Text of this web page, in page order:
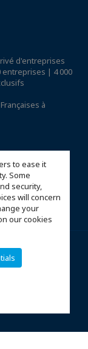
to ease it
Some
security,
will concern
your
our cookies
d'entreprises
entreprises | 4 000
à